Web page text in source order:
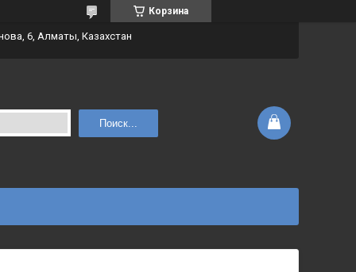
Корзина
6, Алматы, Казахстан
Поиск...